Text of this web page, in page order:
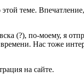
теме.
(?), по-моему, я
Нас тоже
на сайте.